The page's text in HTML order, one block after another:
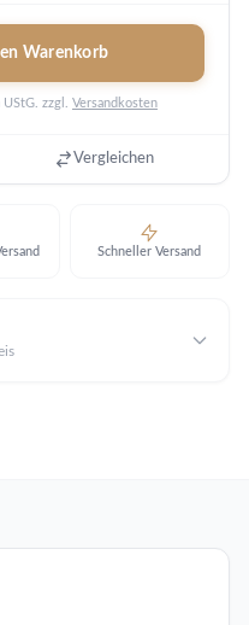
Warenkorb
zzgl. Versandkosten
Vergleichen
Schneller Versand